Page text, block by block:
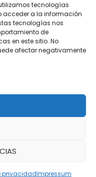
tecnologías
a la información
tecnologías nos
de
en este sitio. No
afectar negativamente
privacidadImpressum